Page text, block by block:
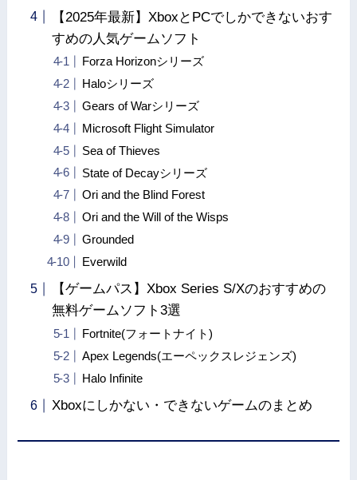
【2025年最新】XboxとPCでしかできないおす
すめの人気ゲームソフト
Forza Horizonシリーズ
Haloシリーズ
Gears of Warシリーズ
Microsoft Flight Simulator
Sea of Thieves
State of Decayシリーズ
Ori and the Blind Forest
Ori and the Will of the Wisps
Grounded
Everwild
【ゲームパス】Xbox Series S/Xのおすすめの
無料ゲームソフト3選
Fortnite(フォートナイト)
Apex Legends(エーペックスレジェンズ)
Halo Infinite
Xboxにしかない・できないゲームのまとめ